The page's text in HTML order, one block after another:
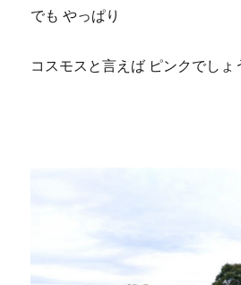
でも やっぱり
コスモスと言えば ピンクでし